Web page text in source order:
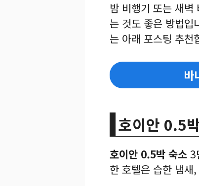
밤 비행기 또는 새벽
는 것도 좋은 방법입
는 아래 포스팅 추천
바
호이안 0.5
호이안 0.5박 숙소 3
한 호텔은 습한 냄새